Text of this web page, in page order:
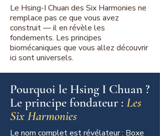
Le Hsing-I Chuan des Six Harmonies ne
remplace pas ce que vous avez
construit — il en révèle les
fondements. Les principes
biomécaniques que vous allez découvrir
ici sont universels.
Pourquoi le Hsing I Chuan ?
Le principe fondateur : Les
Six Harmonies
Le nom complet est révélateur : Boxe